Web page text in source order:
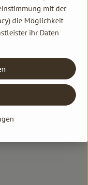
mit der
die Möglichkeit
ihr Daten